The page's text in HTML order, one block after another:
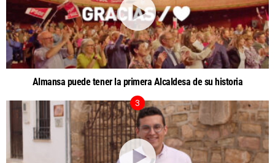
Almansa puede tener la primera Alcaldesa de su historia